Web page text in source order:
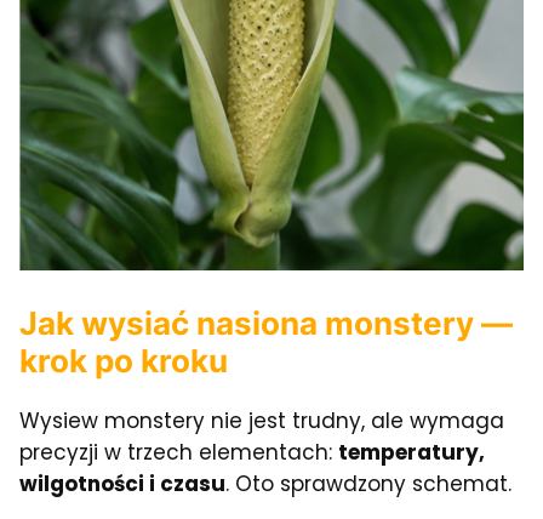
Jak wysiać nasiona monstery —
krok po kroku
Wysiew monstery nie jest trudny, ale wymaga
precyzji w trzech elementach: temperatury,
wilgotności i czasu. Oto sprawdzony schemat.